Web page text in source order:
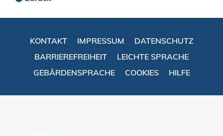
KONTAKT IMPRESSUM
DATENSCHUTZ
BARRIEREFREIHEIT
LEICHTE SPRACHE
GEBÄRDENSPRACHE
COOKIES HILFE